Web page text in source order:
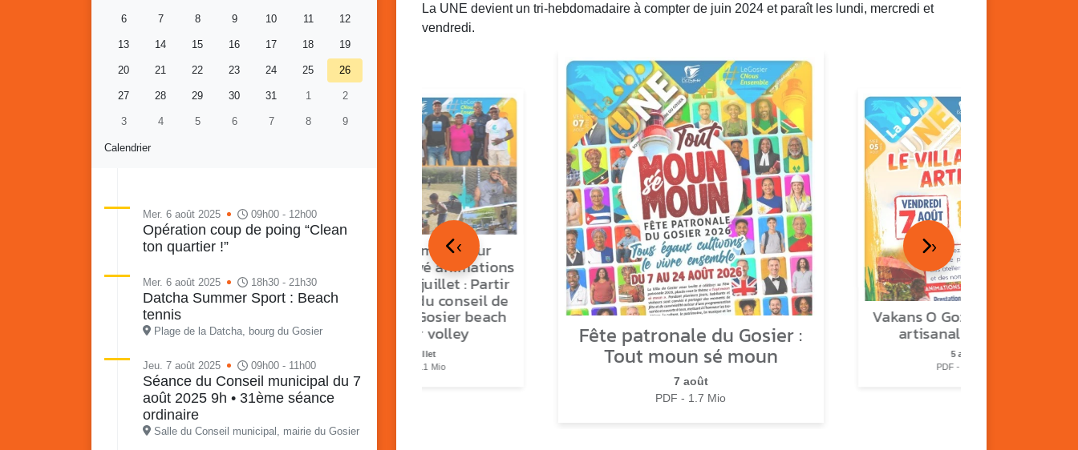
Calendrier
6 7 8 9 10 11 12
13 14 15 16 17 18 19
20 21 22 23 24 25 26
27 28 29 30 31 1 2
3 4 5 6 7 8 9
Mer. 6 août 2025 09h00 - 12h00
Opération coup de poing “Clean
ton quartier !”
Mer. 6 août 2025 18h30 - 21h30
Datcha Summer Sport : Beach
tennis
Plage de la Datcha, bourg du Gosier
Jeu. 7 août 2025 09h00 - 11h00
Séance du Conseil municipal du 7
août 2025 9h • 31ème séance
ordinaire
Salle du Conseil municipal, mairie du Gosier
La UNE devient un tri-hebdomadaire à compter de juin 2024 et paraît les lundi, mercredi et
vendredi.
Vakans o Gozyé : Gosier
Lanta
PDF - 1.6 Mio
Retour en images sur
Vakans O Gozyé animations
du samedi 18 juillet : Partir
en livre, fête du conseil de
quartier n°3, Gosier beach
summer volley
23 juillet
PDF - 5.1 Mio
Fête patronale du Gosier :
Tout moun sé moun
7 août
PDF - 1.7 Mio
Vakans O Gozyé : le village
artisanal du Gosier
5 août
PDF - 1.2 Mio
‹ ›